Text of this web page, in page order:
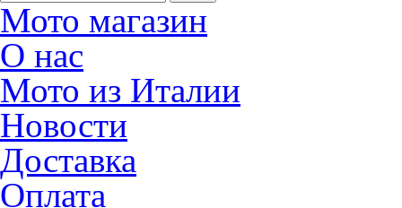
Мото магазин
О нас
Мото из Италии
Новости
Доставка
Оплата